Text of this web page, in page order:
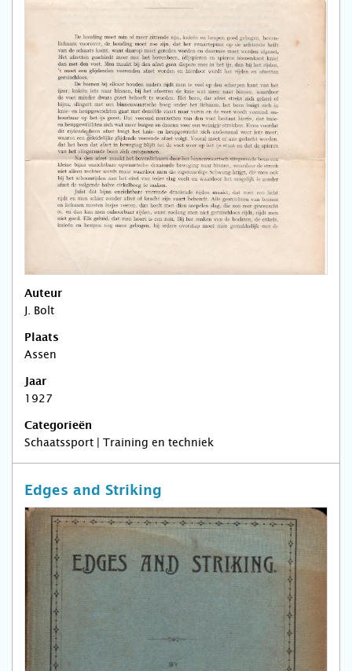
Auteur
J. Bolt
Plaats
Assen
Jaar
1927
Categorieën
Schaatssport | Training en techniek
Edges and Striking